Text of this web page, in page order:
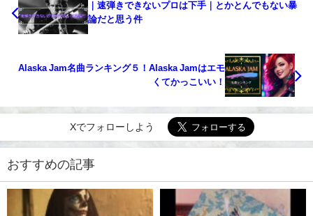
｜速弾きできないプロは下手｜とかとんでもない暴
論だと思う件
Alaska Jam名曲ランキング５！Alaska Jamはエモ
くてかっこいい！
Xでフォローしよう
おすすめの記事